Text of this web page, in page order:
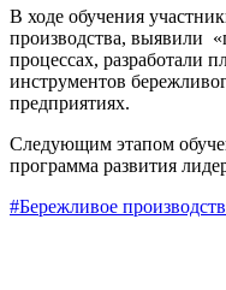
В ходе обучения
производства, выявили
процессах, разработали
инструментов
предприятиях.
Следующим этапом
программа развития
#Бережливое